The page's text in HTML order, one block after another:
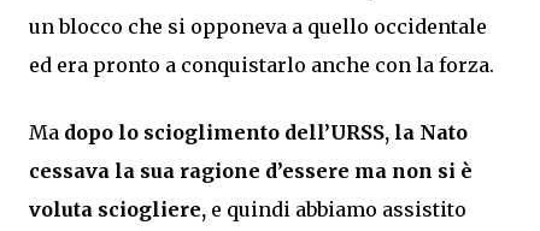
un blocco che si opponeva a quello occidentale
ed era pronto a conquistarlo anche con la forza.
Ma dopo lo scioglimento dell’URSS, la Nato
cessava la sua ragione d’essere ma non si è
voluta sciogliere, e quindi abbiamo assistito